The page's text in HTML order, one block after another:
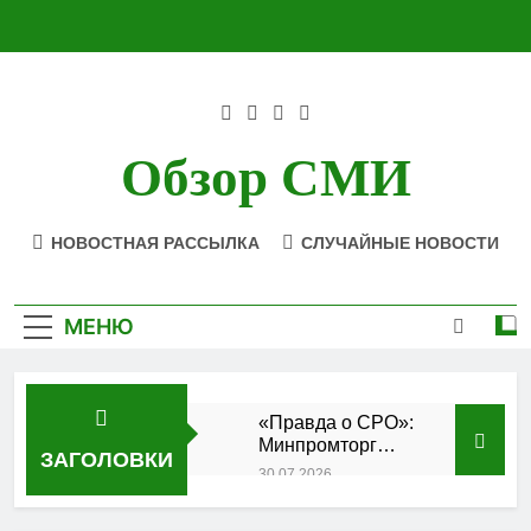
Обзор СМИ
НОВОСТНАЯ РАССЫЛКА СЛУЧАЙНЫЕ НОВОСТИ
МЕНЮ
ЗАГОЛОВКИ
«Правда о СРО»:
Минпромторг
подтвердил
кластера
30.07.2026